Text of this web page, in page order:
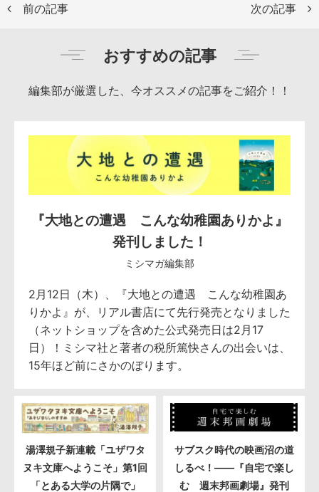
前の記事 次の記事
おすすめの記事
編集部が厳選した、今オススメの記事をご紹介！！
『大地との遭遇 こんな幼稚園ありかよ』
発刊しました！
ミシマガ編集部
2月12日（木）、『大地との遭遇 こんな幼稚園あ
りかよ』が、リアル書店にて先行発売となりました
（ネットショップを含めた公式発売日は2月17
日）！ミシマ社と著者の税所篤快さんの出会いは、
15年ほど前にさかのぼります。
湯澤規子新連載「ユザワタ
ヌキ文庫へようこそ」第1回
「とある大学の片隅で」
サブスク時代の映画沼の道
しるべ！――『自宅で楽し
む 週末邦画劇場』発刊